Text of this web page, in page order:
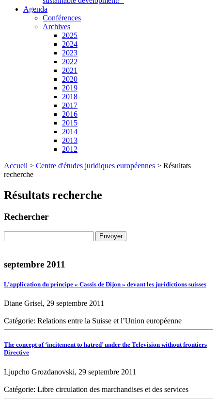
Agenda
Conférences
Archives
2025
2024
2023
2022
2021
2020
2019
2018
2017
2016
2015
2014
2013
2012
Accueil > Centre d'études juridiques européennes > Résultats
recherche
Résultats recherche
Rechercher
septembre 2011
L’application du principe « Cassis de Dijon » devant les juridictions suisses
Diane Grisel, 29 septembre 2011
Catégorie: Relations entre la Suisse et l’Union européenne
The concept of ‘incitement to hatred’ under the Television without frontiers
Directive
Ljupcho Grozdanovski, 29 septembre 2011
Catégorie: Libre circulation des marchandises et des services